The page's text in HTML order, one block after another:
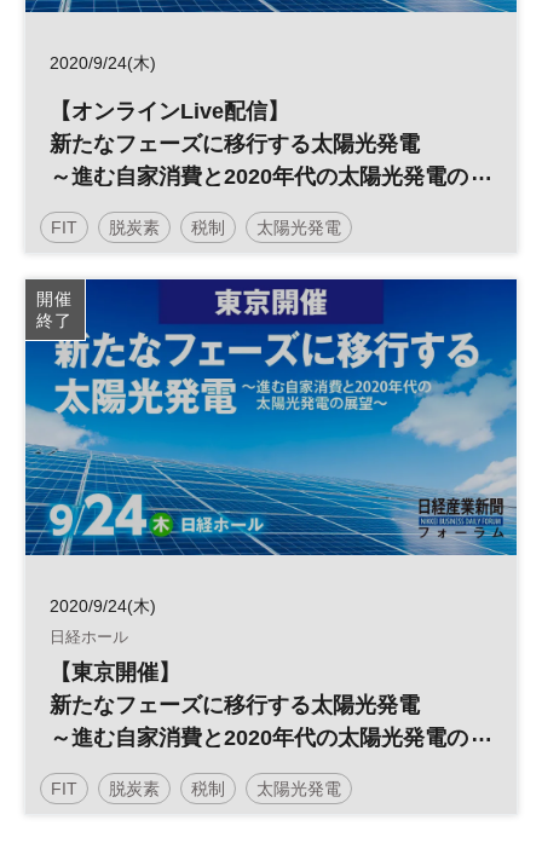
2020/9/24(木)
【オンラインLive配信】
新たなフェーズに移行する太陽光発電
～進む自家消費と2020年代の太陽光発電の
展望～
FIT 脱炭素 税制 太陽光発電
再生可能エネルギー
開催
終了
2020/9/24(木)
日経ホール
【東京開催】
新たなフェーズに移行する太陽光発電
～進む自家消費と2020年代の太陽光発電の
展望～
FIT 脱炭素 税制 太陽光発電